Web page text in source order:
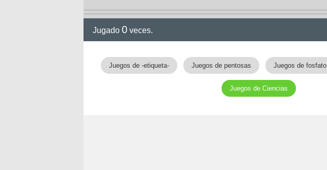
Jugado 0 veces.
Juegos de -etiqueta- Juegos de pentosas Juegos de fosfato
Juegos de Ciencias